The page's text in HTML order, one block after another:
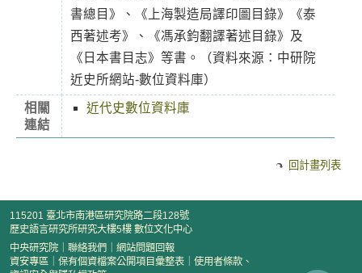
書總目》、《上海製造局譯印圖目錄》《泰
西著述考》、《馮承鈞翻譯著述目錄》及
《日本書目志》等書。（資料來源：中研院
近史所網站-數位資料庫）
相關
連結
近代史數位資料庫
回計畫列表
115201 臺北市南港區研究院路二段128號
歷史語言研究所研究大樓5樓 數位文化中心
中央研究院
聯絡我們
網站問題回報
資安專區
保有個資檔案公開項目彙整表
使用者條款、